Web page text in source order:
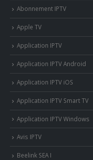
Abonnement IPTV
Apple TV
Application IPTV
Application IPTV Android
Application IPTV iOS
Application IPTV Smart TV
Application IPTV Windows
Avis IPTV
Beelink SEA I